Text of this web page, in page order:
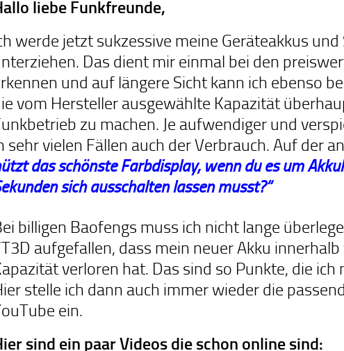
liebe Funkfreunde,
werde jetzt sukzessive meine Geräteakkus
Das dient mir einmal bei den
und auf längere Sicht kann ich ebenso
vom Hersteller ausgewählte Kapazität
zu machen. Je aufwendiger und
sehr vielen Fällen auch der Verbrauch. Auf der
das schönste Farbdisplay, wenn du es um
sich ausschalten lassen musst?“
billigen Baofengs muss ich nicht lange
aufgefallen, dass mein neuer Akku
verloren hat. Das sind so Punkte, die
stelle ich dann auch immer wieder die
ein.
sind ein paar Videos die schon online sind: